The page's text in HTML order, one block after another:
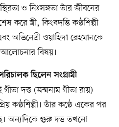
ও নিঃসঙ্গতা তাঁর জীবনের
করে স্ত্রী, কিংবদন্তি কণ্ঠশিল্পী
অভিনেত্রী ওয়াহিদা রেহমানকে
বিষয়।
ছিলেন সংগ্রামী
দত্ত (জন্মনাম গীতা রায়)
কণ্ঠশিল্পী। তাঁর কণ্ঠে একের পর
অন্যদিকে গুরু দত্ত তখনো